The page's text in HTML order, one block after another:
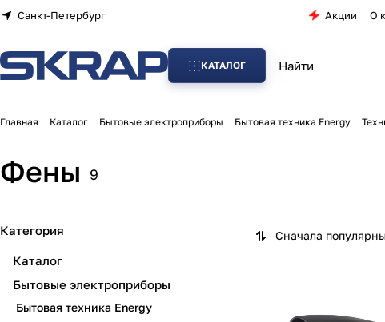
Санкт-Петербург Акции О
КАТАЛОГ
Главная Каталог Бытовые электроприборы Бытовая техника Energy
Фены 9
Сначала
Категория
Каталог
Бытовые электроприборы
Бытовая техника Energy